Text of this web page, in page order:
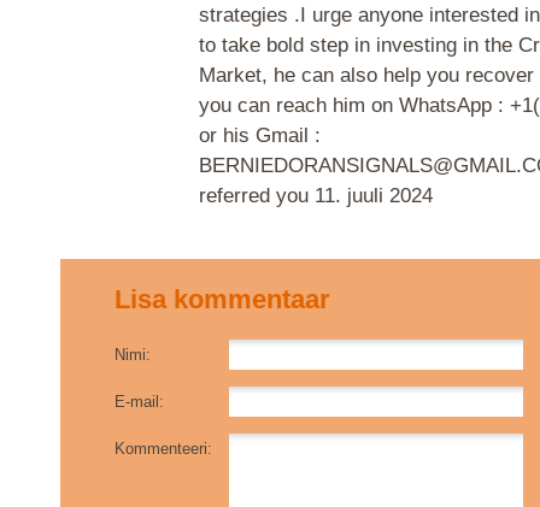
strategies .I urge anyone interested
to take bold step in investing in the
Market, he can also help you
you can reach him on WhatsApp :
or his Gmail :
referred you 11. juuli 2024
Lisa kommentaar
Nimi:
E-mail:
Kommenteeri: